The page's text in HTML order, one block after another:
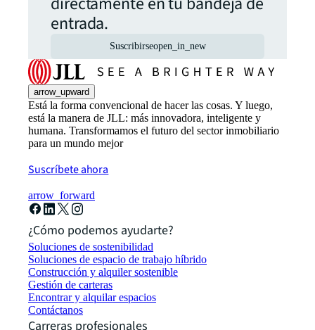
entrada.
Suscribirseopen_in_new
arrow_upward
Está la forma convencional de hacer las cosas. Y luego,
está la manera de JLL: más innovadora, inteligente y
humana. Transformamos el futuro del sector inmobiliario
para un mundo mejor
Suscríbete ahora
arrow_forward
¿Cómo podemos ayudarte?
Soluciones de sostenibilidad
Soluciones de espacio de trabajo híbrido
Construcción y alquiler sostenible
Gestión de carteras
Encontrar y alquilar espacios
Contáctanos
Carreras profesionales